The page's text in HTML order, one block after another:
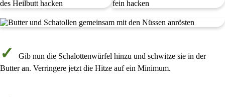
Gib nun die Schalottenwürfel hinzu und schwitze sie in der
Butter an. Verringere jetzt die Hitze auf ein Minimum.